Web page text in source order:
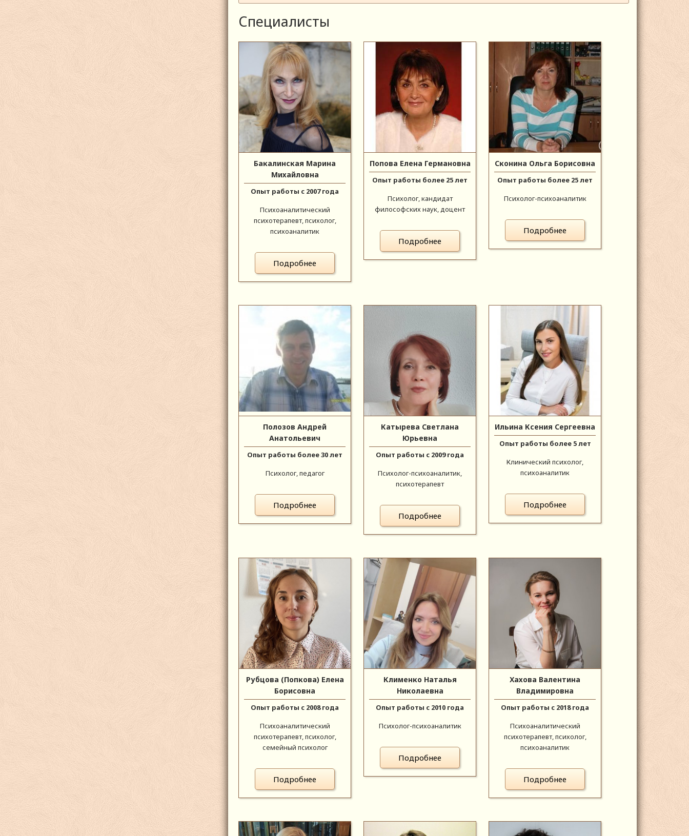
Специалисты
Бакалинская Марина
Михайловна
Опыт работы с 2007 года
Психоаналитический
психотерапевт, психолог,
психоаналитик
Подробнее
Попова Елена Германовна
Опыт работы более 25 лет
Психолог, кандидат
философских наук, доцент
Подробнее
Сконина Ольга Борисовна
Опыт работы более 25 лет
Психолог-психоаналитик
Подробнее
Полозов Андрей
Анатольевич
Опыт работы более 30 лет
Психолог, педагог
Подробнее
Катырева Светлана
Юрьевна
Опыт работы с 2009 года
Психолог-психоаналитик,
психотерапевт
Подробнее
Ильина Ксения Сергеевна
Опыт работы более 5 лет
Клинический психолог,
психоаналитик
Подробнее
Рубцова (Попкова) Елена
Борисовна
Опыт работы с 2008 года
Психоаналитический
психотерапевт, психолог,
семейный психолог
Подробнее
Клименко Наталья
Николаевна
Опыт работы с 2010 года
Психолог-психоаналитик
Подробнее
Хахова Валентина
Владимировна
Опыт работы с 2018 года
Психоаналитический
психотерапевт, психолог,
психоаналитик
Подробнее